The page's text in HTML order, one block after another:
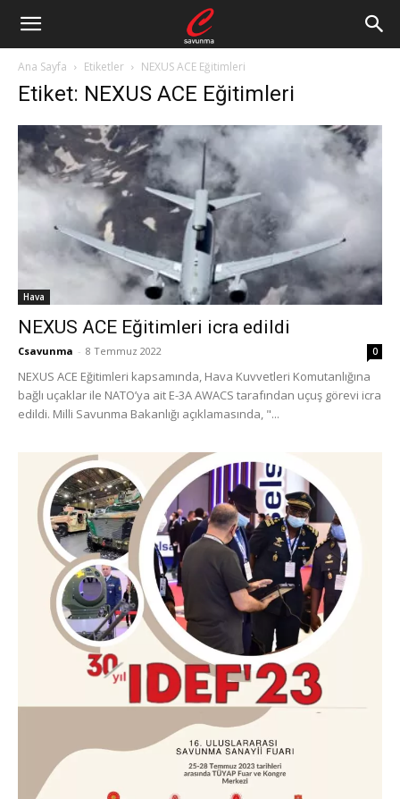
Ana Sayfa Etiketler NEXUS ACE Eğitimleri
Etiket: NEXUS ACE Eğitimleri
Hava
NEXUS ACE Eğitimleri icra edildi
Csavunma - 8 Temmuz 2022 0
NEXUS ACE Eğitimleri kapsamında, Hava Kuvvetleri Komutanlığına
bağlı uçaklar ile NATO’ya ait E-3A AWACS tarafından uçuş görevi icra
edildi. Milli Savunma Bakanlığı açıklamasında, "...